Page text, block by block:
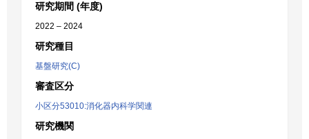
研究期間 (年度)
2022 – 2024
研究種目
基盤研究(C)
審査区分
小区分53010:消化器内科学関連
研究機関